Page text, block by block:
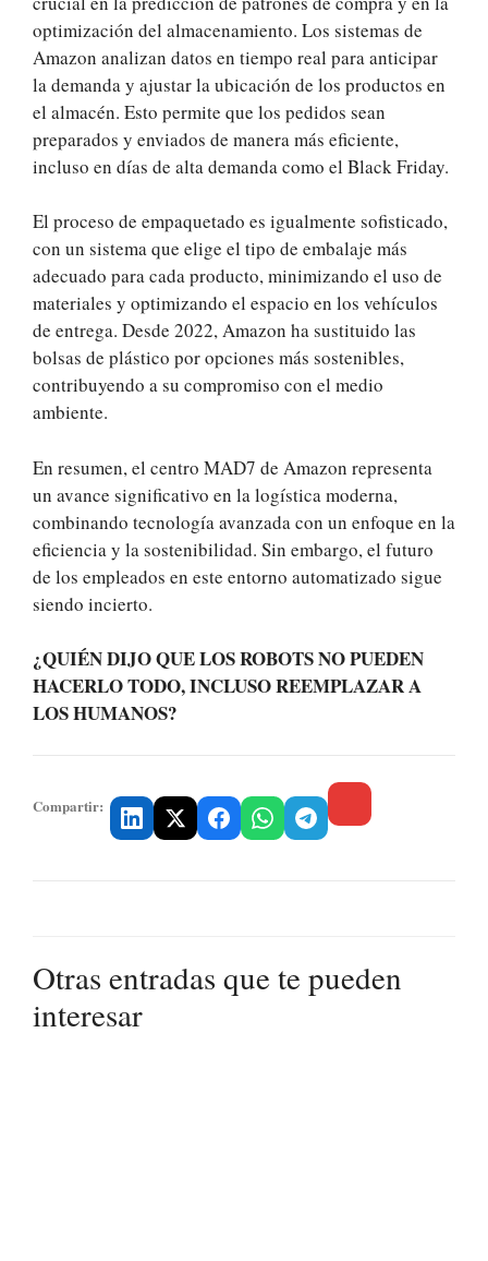
optimización del almacenamiento. Los sistemas de
Amazon analizan datos en tiempo real para anticipar
la demanda y ajustar la ubicación de los productos en
el almacén. Esto permite que los pedidos sean
preparados y enviados de manera más eficiente,
incluso en días de alta demanda como el Black Friday.
El proceso de empaquetado es igualmente sofisticado,
con un sistema que elige el tipo de embalaje más
adecuado para cada producto, minimizando el uso de
materiales y optimizando el espacio en los vehículos
de entrega. Desde 2022, Amazon ha sustituido las
bolsas de plástico por opciones más sostenibles,
contribuyendo a su compromiso con el medio
ambiente.
En resumen, el centro MAD7 de Amazon representa
un avance significativo en la logística moderna,
combinando tecnología avanzada con un enfoque en la
eficiencia y la sostenibilidad. Sin embargo, el futuro
de los empleados en este entorno automatizado sigue
siendo incierto.
¿QUIÉN DIJO QUE LOS ROBOTS NO PUEDEN
HACERLO TODO, INCLUSO REEMPLAZAR A
LOS HUMANOS?
Compartir:
Otras entradas que te pueden
interesar